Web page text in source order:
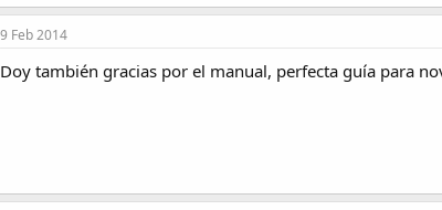
9 Feb 2014
Doy también gracias por el manual, perfecta guía para